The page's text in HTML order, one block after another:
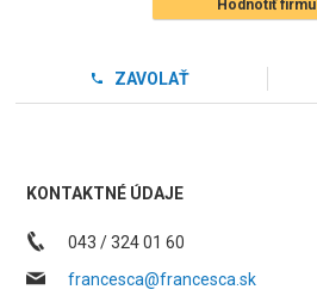
Hodnotiť firmu
ZAVOLAŤ
KONTAKTNÉ ÚDAJE
043 / 324 01 60
francesca@francesca.sk